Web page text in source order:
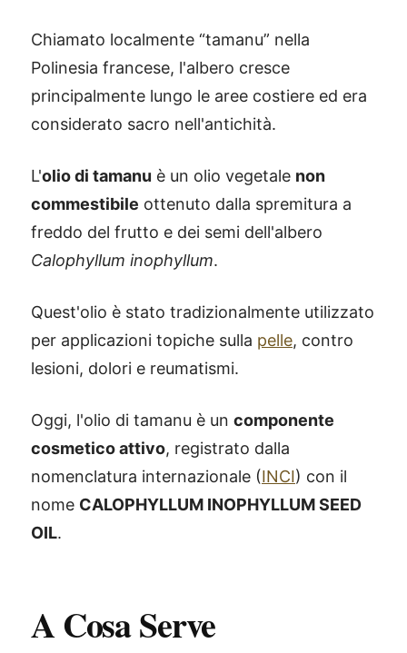
Chiamato localmente “tamanu” nella
Polinesia francese, l'albero cresce
principalmente lungo le aree costiere ed era
considerato sacro nell'antichità.
L'olio di tamanu è un olio vegetale non
commestibile ottenuto dalla spremitura a
freddo del frutto e dei semi dell'albero
Calophyllum inophyllum.
Quest'olio è stato tradizionalmente utilizzato
per applicazioni topiche sulla pelle, contro
lesioni, dolori e reumatismi.
Oggi, l'olio di tamanu è un componente
cosmetico attivo, registrato dalla
nomenclatura internazionale (INCI) con il
nome CALOPHYLLUM INOPHYLLUM SEED
OIL.
A Cosa Serve